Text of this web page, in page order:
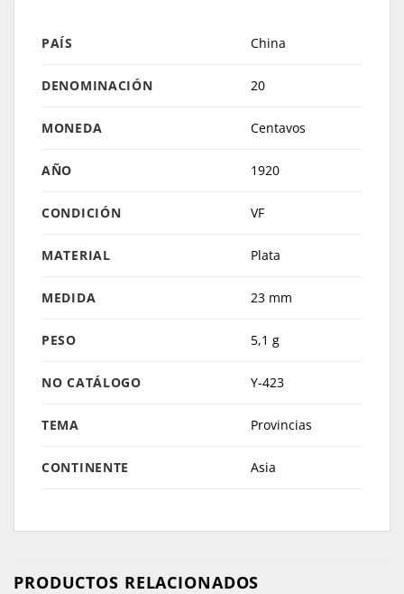
PAÍS China
DENOMINACIÓN 20
MONEDA Centavos
AÑO 1920
CONDICIÓN VF
MATERIAL Plata
MEDIDA 23 mm
PESO 5,1 g
NO CATÁLOGO Y-423
TEMA Provincias
CONTINENTE Asia
PRODUCTOS RELACIONADOS